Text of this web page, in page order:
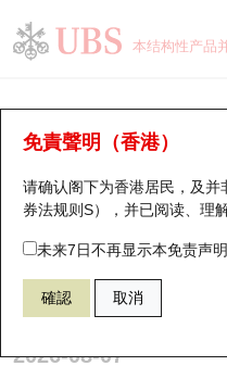
本结构性产品
免責聲明（香港）
请确认阁下为香港居民，及
券法规则S），并已阅读、理
未来7日不再显示本免责声明
確認 取消
牛熊证分析仪
表现 街货统计 比较
54485 瑞银牛证
2026-08-07
瑞银认股证一览
新发行瑞银认股证
即将到期认股证
认股证到期结算价查找
认股证分析仪
街货统计
比较
牛熊全景快搜
牛熊证搜寻
牛熊证街货分布图
正股牛熊证列表
新发行瑞银牛熊证
街货统计
比较
十大升幅/跌幅
十大认股证成交分布
十天股证占大市成交
资金流
街货统计
正股分析仪
二十大活跃股份
恒指成份股
国指成份股
科指成份股
持股比重
显示所有持股比重
每月轮证大市专题
轮证专栏
讲座及教育短片
认股证投资者教育
牛熊证投资者教育